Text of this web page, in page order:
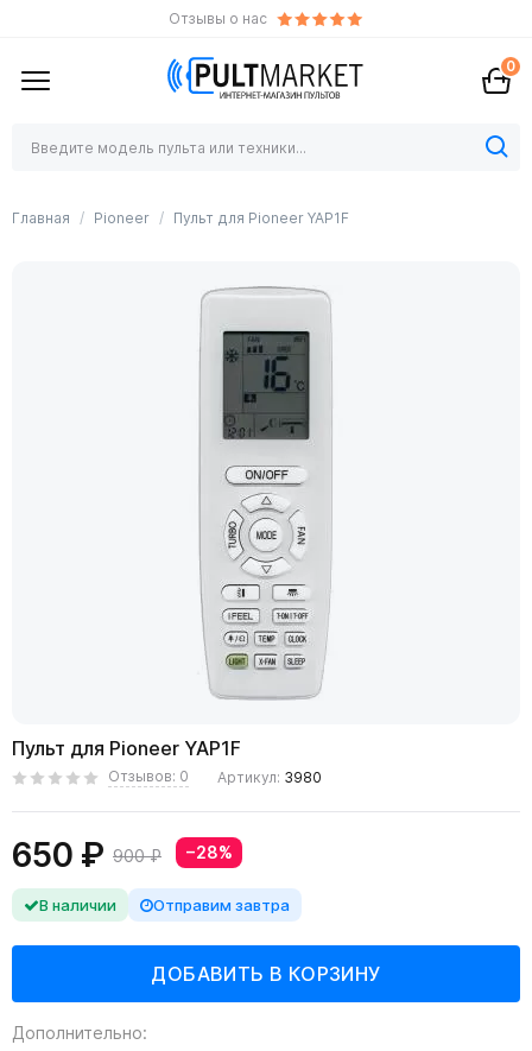
Отзывы о нас
0
Главная Pioneer Пульт для Pioneer YAP1F
Пульт для Pioneer YAP1F
Отзывов: 0 Артикул: 3980
650 ₽ 900 ₽ −28%
В наличии Отправим завтра
Дополнительно: